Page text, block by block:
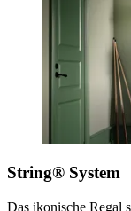
String® System
Das ikonische Regal